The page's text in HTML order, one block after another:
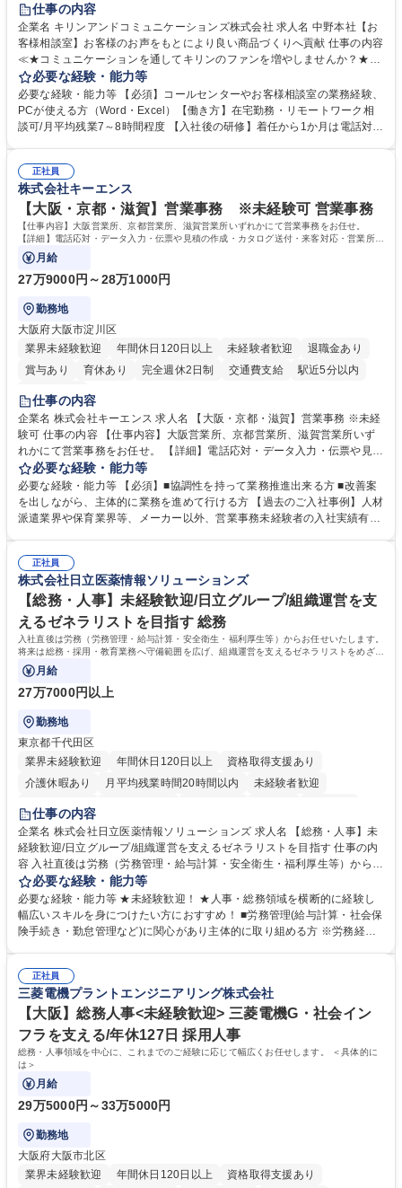
仕事の内容
企業名 キリンアンドコミュニケーションズ株式会社 求人名 中野本社【お
客様相談室】お客様のお声をもとにより良い商品づくりへ貢献 仕事の内容
≪★コミュニケーションを通してキリンのファンを増やしませんか？★≫
お客様のお声をより良い商品づくりに活かしていく上で、窓口となるお客
様相談室でのお仕事です。 日々お客様からいただくキリングループへのご
意見を、企業活動に活かしています。お客様からの声に迅速かつ誠意をも
って対応、情報提供するとともにグループ内活動に反映しています。 【具
平均100件前後■メール・手紙：同上40件前後 募集職種 中野本社【お客様
相談室】お客様のお声をもとにより良い商品づくりへ貢献
必要な経験・能力等
必要な経験・能力等 【必須】コールセンターやお客様相談室の業務経験、
PCが使える方（Word・Excel）【働き方】在宅勤務・リモートワーク相
談可/月平均残業7～8時間程度 【入社後の研修】着任から1か月は電話対応
すのでご安心ください。 【当社について】キリングループの広報機能を担
う会社として、お客様との出会いを大切にし、磨き上げたホスピタリティ
を込めてコミュニケーションをとりながら広報関連業務を行っておりま
す。 学歴・資格 学歴：大学院 大学 高専 短大 専修学校 高校 語学力： 資
格：
正社員
株式会社キーエンス
【大阪・京都・滋賀】営業事務 ※未経験可 営業事務
【仕事内容】大阪営業所、京都営業所、滋賀営業所いずれかにて営業事務をお任せ。
【詳細】電話応対・データ入力・伝票や見積の作成・カタログ送付・来客対応・営業所内
で発生する事務業務や業務改善をお任せ。
月給
27万9000円～28万1000円
勤務地
大阪府大阪市淀川区
業界未経験歓迎
年間休日120日以上 未経験者歓迎
退職金あり
賞与あり
育休あり 完全週休2日制 交通費支給
駅近5分以内
土日祝休み
仕事の内容
企業名 株式会社キーエンス 求人名 【大阪・京都・滋賀】営業事務 ※未経
験可 仕事の内容 【仕事内容】大阪営業所、京都営業所、滋賀営業所いず
れかにて営業事務をお任せ。 【詳細】電話応対・データ入力・伝票や見積
の作成・カタログ送付・来客対応・営業所内で発生する事務業務や業務改
善をお任せ。 【教育制度】ご入社後、育成担当とペアになりながらOJTに
て業務を覚えていただくことが可能です。業務システムがきちんと構築さ
れているため、スムーズに仕事に慣れることができる環境です。また、
募集職種 【大阪・京都・滋賀】営業事務 ※未経験可
必要な経験・能力等
必要な経験・能力等 【必須】■協調性を持って業務推進出来る方 ■改善案
を出しながら、主体的に業務を進めて行ける方 【過去のご入社事例】人材
派遣業界や保育業界等、メーカー以外、営業事務未経験者の入社実績有
えて、お客様や社員の状況に合わせ、能動的なサポート、改善の動きも期
待され。組織を支えるスペシャリストとして、チームに貢献し、結果的に
社員から頼られる存在になることができます。平均19:30の退勤以降の業
務の持ち帰りも禁止されており、メリハリのある働き方となります。 学
歴・資格 学歴：大学院 大学 高専 短大 語学力： 資格：
正社員
株式会社日立医薬情報ソリューションズ
【総務・人事】未経験歓迎/日立グループ/組織運営を支
えるゼネラリストを目指す 総務
入社直後は労務（労務管理・給与計算・安全衛生・福利厚生等）からお任せいたします。
将来は総務・採用・教育業務へ守備範囲を広げ、組織運営を支えるゼネラリストをめざせ
ます。
月給
27万7000円以上
勤務地
東京都千代田区
業界未経験歓迎
年間休日120日以上
資格取得支援あり
介護休暇あり
月平均残業時間20時間以内
未経験者歓迎
住宅手当あり
育休あり
完全週休2日制 交通費支給 土日祝休み 寮・社宅あり
仕事の内容
企業名 株式会社日立医薬情報ソリューションズ 求人名 【総務・人事】未
経験歓迎/日立グループ/組織運営を支えるゼネラリストを目指す 仕事の内
容 入社直後は労務（労務管理・給与計算・安全衛生・福利厚生等）からお
任せいたします。将来は総務・採用・教育業務へ守備範囲を広げ、組織運
営を支えるゼネラリストをめざせます。 ・初期業務：労働時間管理、給与
計算、社会保険対応、福利厚生管理、安全衛生、健康経営推進等をお任せ
します。ご経験に応じて、休職者管理など、幅広く経験を積んでいただき
幅広く経験を積みたい意欲がある方に最適な環境です。 募集職種 【総
務・人事】未経験歓迎/日立グループ/組織運営を支えるゼネラリストを目
指す
必要な経験・能力等
必要な経験・能力等 ★未経験歓迎！ ★人事・総務領域を横断的に経験し
幅広いスキルを身につけたい方におすすめ！ ■労務管理(給与計算・社会保
険手続き・勤怠管理など)に関心があり主体的に取り組める方 ※労務経験
のご経験 ■労務管理（給与計算・社会保険手続き・勤怠管理など）の経験
■衛生管理者の資格をお持ちの方 学歴・資格 学歴：大学院 大学 高専 短大
専修学校 高校 語学力： 資格：
正社員
三菱電機プラントエンジニアリング株式会社
【大阪】総務人事<未経験歓迎> 三菱電機G・社会イン
フラを支える/年休127日 採用人事
総務・人事領域を中心に、これまでのご経験に応じて幅広くお任せします。 ＜具体的に
は＞
月給
29万5000円～33万5000円
勤務地
大阪府大阪市北区
業界未経験歓迎
年間休日120日以上 資格取得支援あり